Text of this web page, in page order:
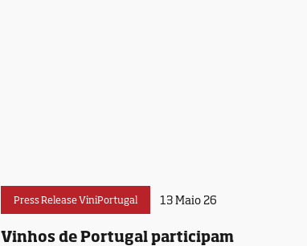
Press Release ViniPortugal 13 Maio 26
Vinhos de Portugal participam